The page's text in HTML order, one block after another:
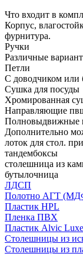
Что входит в
Корпус,
фурнитура.
Ручки
Различные
Петли
С доводчиком или
Сушка для посуды
Хромированная
Направляющие
Полновыдвижные
Дополнительно
лоток для стол.
тандембоксы
столешница из
бутылочница
ЛДСП
Полотно АГТ
Пластик HPL
Пленка ПВХ
Пластик Alvic Luxe
Столешницы из
Столешницы из